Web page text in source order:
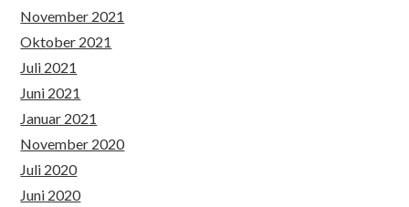
November 2021
Oktober 2021
Juli 2021
Juni 2021
Januar 2021
November 2020
Juli 2020
Juni 2020